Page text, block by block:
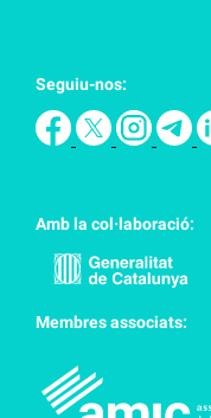
Seguiu-nos:
Amb la col·laboració:
Membres associats: